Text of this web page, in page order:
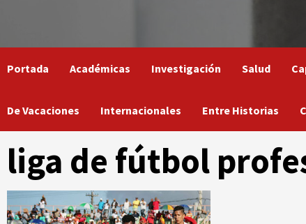
Portada Académicas Investigación Salud
De Vacaciones Internacionales Entre Historias
liga de fútbol